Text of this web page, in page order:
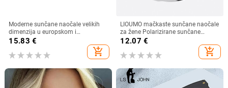
Moderne sunčane naočale velikih
dimenzija u europskom i
američkom stilu, ženske četvrtaste
sunčane naočale s otvorenim
krojem i širokim nogama,
prekograničnim krojem
15.83 €
add_shopping_cart
LIOUMO mačkaste sunčane naočale
za žene Polarizirane sunčane
naočale za muškarce Anti-Glare
Vintage naočale Trendy Shade
Brown Lens zonnebril dames
12.07 €
add_shopping_cart